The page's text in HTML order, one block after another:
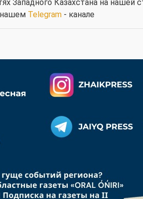
Западного Казахстана на нашей
Telegram- канале